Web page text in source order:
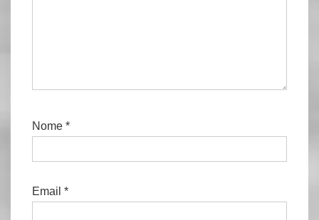
Nome *
Email *